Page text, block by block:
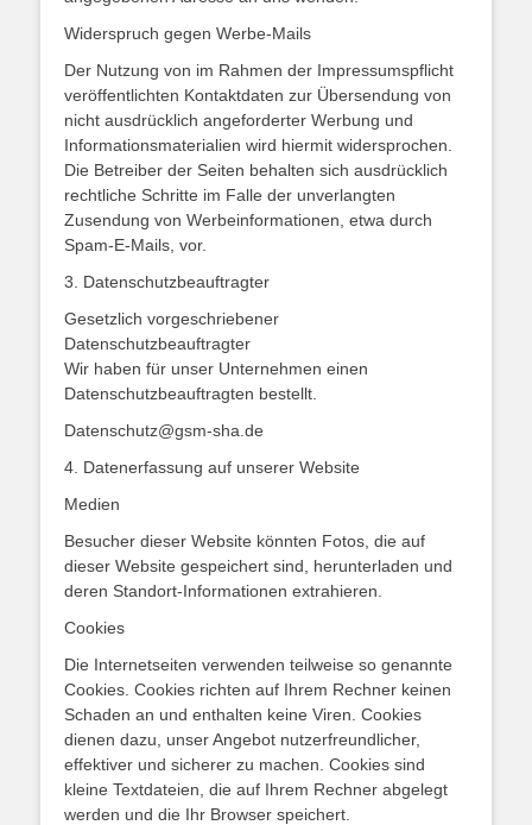
Widerspruch gegen Werbe-Mails
Der Nutzung von im Rahmen der Impressumspflicht
veröffentlichten Kontaktdaten zur Übersendung von
nicht ausdrücklich angeforderter Werbung und
Informationsmaterialien wird hiermit widersprochen.
Die Betreiber der Seiten behalten sich ausdrücklich
rechtliche Schritte im Falle der unverlangten
Zusendung von Werbeinformationen, etwa durch
Spam-E-Mails, vor.
3. Datenschutzbeauftragter
Gesetzlich vorgeschriebener
Datenschutzbeauftragter
Wir haben für unser Unternehmen einen
Datenschutzbeauftragten bestellt.
Datenschutz@gsm-sha.de
4. Datenerfassung auf unserer Website
Medien
Besucher dieser Website könnten Fotos, die auf
dieser Website gespeichert sind, herunterladen und
deren Standort-Informationen extrahieren.
Cookies
Die Internetseiten verwenden teilweise so genannte
Cookies. Cookies richten auf Ihrem Rechner keinen
Schaden an und enthalten keine Viren. Cookies
dienen dazu, unser Angebot nutzerfreundlicher,
effektiver und sicherer zu machen. Cookies sind
kleine Textdateien, die auf Ihrem Rechner abgelegt
werden und die Ihr Browser speichert.